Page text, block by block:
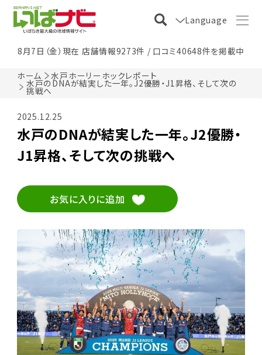
Language
8月7日（金）現在 店舗情報9273件 / 口コミ40648件を掲載中
ホーム 水戸ホーリーホックレポート
水戸のDNAが結実した一年。J2優勝・J1昇格、そして次の
挑戦へ
2025.12.25
水戸のDNAが結実した一年。J2優勝・
J1昇格、そして次の挑戦へ
お気に入りに追加